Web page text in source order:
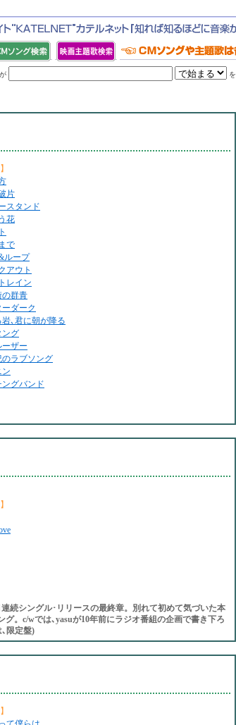
が を
片
スタンド
花
で
ループ
アウト
レイン
の群青
ーダーク
､君に朝が降る
ング
ザー
のラブソング
ン
ングバンド
続シングル･リリースの最終章。別れて初めて気づいた本
。c/wでは､yasuが10年前にラジオ番組の企画で書き下ろ
､限定盤)